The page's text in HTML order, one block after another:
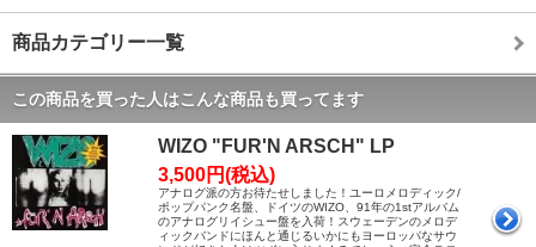
商品カテゴリー一覧
この商品を買った人はこんな商品も買ってます
WIZO "FUR'N ARSCH" LP
3,500円(税込)
アナログ派の方お待たせしました！ユーロメロディック/
ポップパンク名盤、ドイツのWIZO、91年の1stアルバム
のアナログリイシュー盤を入荷！スウェーデンのメロデ
ィックバンドにほんと通じるいかにもヨーロッパなサウ